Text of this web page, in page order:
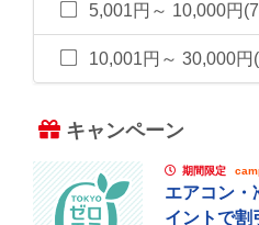
5,001円～ 10,000円
10,001円～ 30,000円
キャンペーン
期間限定
エアコン・
イントで割